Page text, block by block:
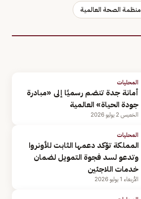
منظمة الصحة العالمية
المحليات
أمانة جدة تنضم رسميًا إلى «مبادرة
جودة الحياة» العالمية
الخميس 2 يوليو 2026
المحليات
المملكة تؤكد دعمها الثابت للأونروا
وتدعو لسد فجوة التمويل لضمان
خدمات اللاجئين
الأربعاء 1 يوليو 2026